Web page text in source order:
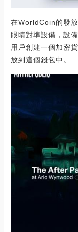
在WorldCoin的發
眼睛對準設備，設
用戶創建一個加密
放到這個錢包中。